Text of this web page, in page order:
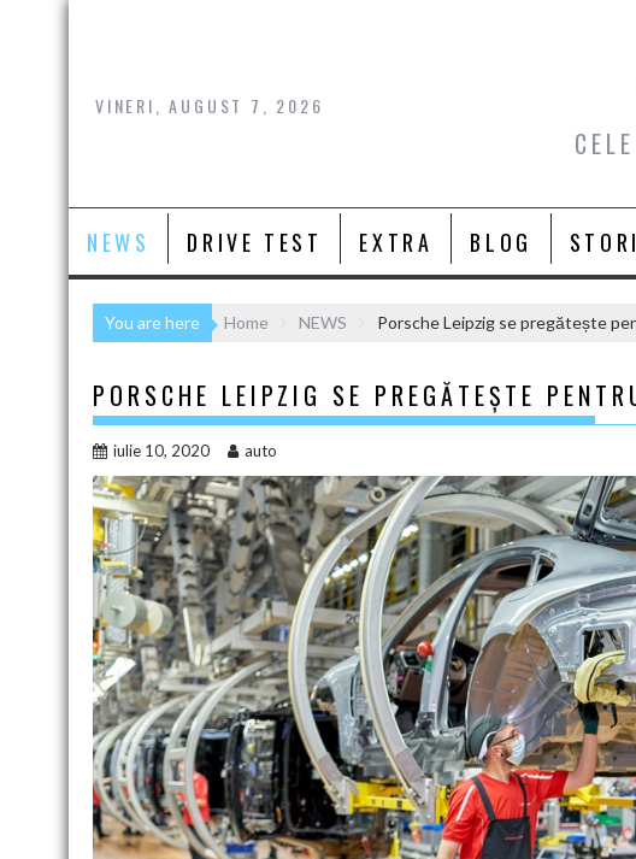
Skip
VINERI, AUGUST 7, 2026
NEWS DRIVE TEST EXTRA BLOG
You are here Home NEWS Porsche Leipzig se pregătește
PORSCHE LEIPZIG SE PREGĂTEȘTE
iulie 10, 2020 auto